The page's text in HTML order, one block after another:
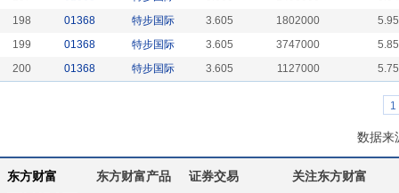
198
01368 特步国际 3.605 1802000
199
01368 特步国际 3.605 3747000
200
01368 特步国际 3.605 1127000
1
数据来
东方财富 东方财富产品 证券交易 关注东方财富